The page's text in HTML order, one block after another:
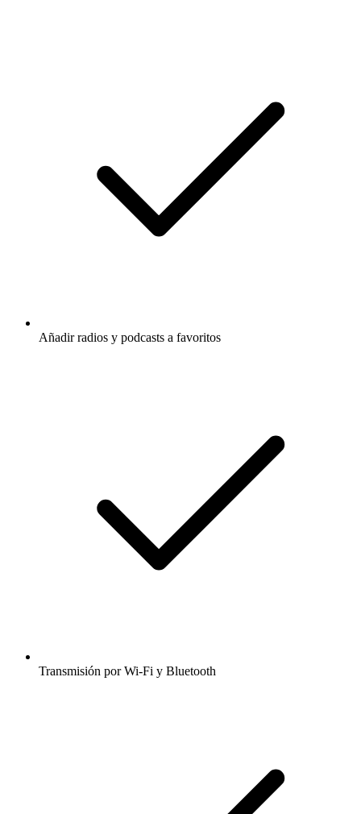
Añadir radios y podcasts a favoritos
Transmisión por Wi-Fi y Bluetooth